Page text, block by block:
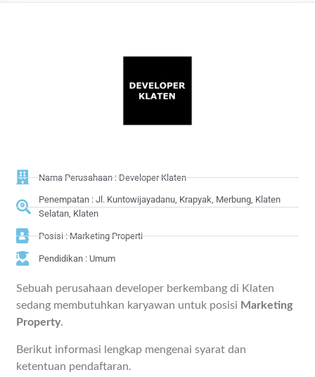
Nama Perusahaan : Developer Klaten
Penempatan : Jl. Kuntowijayadanu, Krapyak, Merbung, Klaten
Selatan, Klaten
Posisi : Marketing Properti
Pendidikan : Umum
Sebuah perusahaan developer berkembang di Klaten
sedang membutuhkan karyawan untuk posisi Marketing
Property.
Berikut informasi lengkap mengenai syarat dan
ketentuan pendaftaran.